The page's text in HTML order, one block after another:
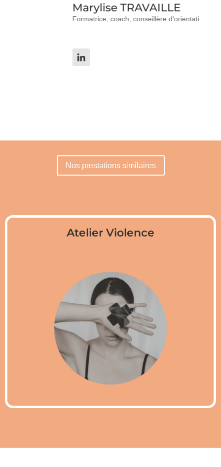
Marylise TRAVAILLE
Formatrice, coach, conseillère d'orientation
Nos prestations similaires
Atelier Violence